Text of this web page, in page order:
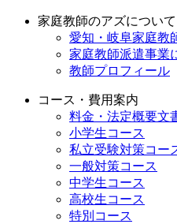
家庭教師のアズについて
愛知・岐阜家庭教
家庭教師派遣事業
教師プロフィール
コース・費用案内
料金・法定概要文
小学生コース
私立受験対策コー
一般対策コース
中学生コース
高校生コース
特別コース